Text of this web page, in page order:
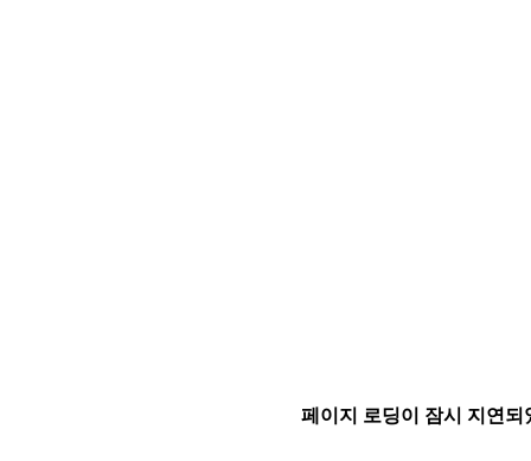
페이지 로딩이 잠시 지연